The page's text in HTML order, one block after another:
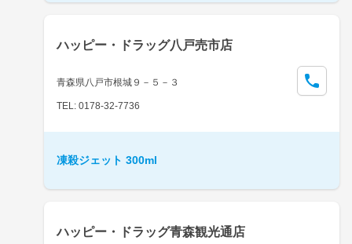
ハッピー・ドラッグ八戸売市店
青森県八戸市根城９－５－３
TEL: 0178-32-7736
凍殺ジェット 300ml
ハッピー・ドラッグ青森観光通店